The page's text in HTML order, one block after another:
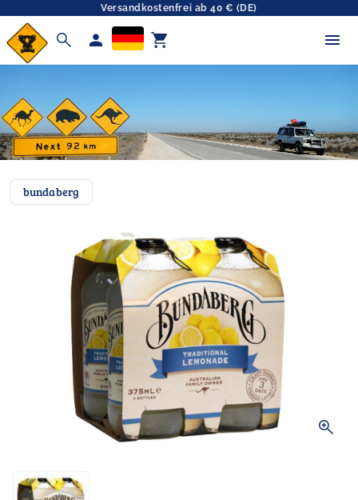
Versandkostenfrei ab 40 € (DE)
search person shopping_cart
bundaberg
zoom_in